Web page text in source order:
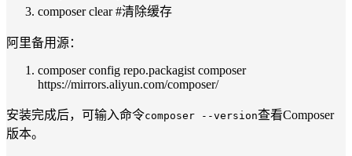
composer clear#清除缓存
阿里备用源：
composer config repo.packagist composer
https://mirrors.aliyun.com/composer/
安装完成后，可输入命令composer --version查看Composer
版本。